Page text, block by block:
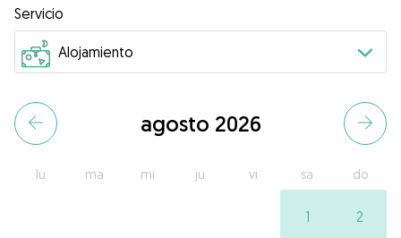
Servicio
agosto 2026
lu ma mi ju vi sa do
1 2